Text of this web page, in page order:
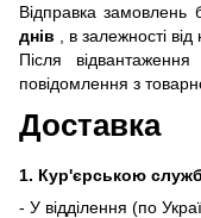
Відправка замовлень
днів , в залежності
Після
повідомлення з
Доставка
1. Кур'єрською
- У відділення (по